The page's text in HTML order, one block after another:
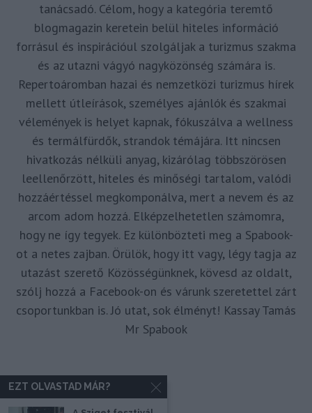
tanácsadó. Célom, hogy a kategória teremtő
blogmagazin keretein belül hiteles információ
forrásul és inspirációul szolgáljak a turizmus szakma
és az utazni vágyó nagyközönség számára is.
Repertoáromban hazai és nemzetközi turizmus hírek
mellett útleírások, személyes ajánlók és szakmai
vélemények is helyet kapnak, fókuszálva a wellness
és termálfürdők, strandok témájára. Itt nincsen
hivatkozás nélküli anyag, kizárólag többszörösen
leellenőrzött, hiteles és minőségi tartalom, valódi
hozzáértéssel megkomponálva, mert a nevem és az
arcom adom hozzá. Elképzelhetetlen számomra,
hogy ne így tegyek. Ez különbözteti meg a Spabook-
ot a netes zajban. Örülök, hogy itt vagy, légy tagja az
utazást szerető Közösségünknek, kövesd az oldalt,
szólj hozzá a Facebook-on és várunk szeretettel zárt
csoportunkban is. Jó utat, sok élményt! Kassay Tamás
Mr Spabook
EZT OLVASTAD MÁR?